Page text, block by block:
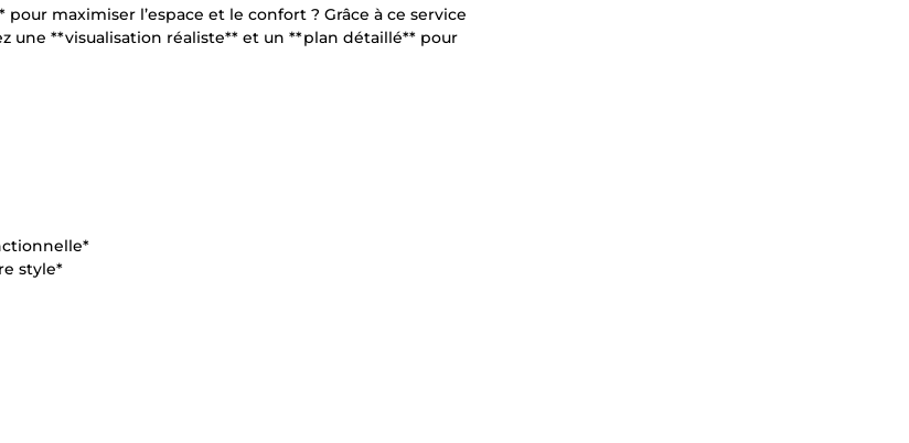
maximiser l’espace et le confort ? Grâce à ce service
une **visualisation réaliste** et un **plan détaillé** pour
style*